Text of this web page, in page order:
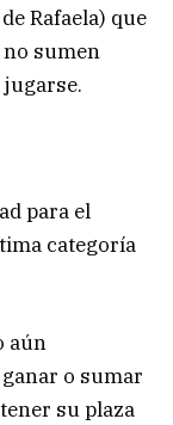
Rafaela) que
sumen
para el
categoría
aún
o sumar
su plaza